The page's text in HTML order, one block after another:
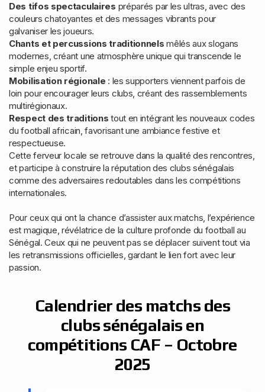
Des tifos spectaculaires préparés par les ultras, avec des
couleurs chatoyantes et des messages vibrants pour
galvaniser les joueurs.
Chants et percussions traditionnels mêlés aux slogans
modernes, créant une atmosphère unique qui transcende le
simple enjeu sportif.
Mobilisation régionale : les supporters viennent parfois de
loin pour encourager leurs clubs, créant des rassemblements
multirégionaux.
Respect des traditions tout en intégrant les nouveaux codes
du football africain, favorisant une ambiance festive et
respectueuse.
Cette ferveur locale se retrouve dans la qualité des rencontres,
et participe à construire la réputation des clubs sénégalais
comme des adversaires redoutables dans les compétitions
internationales.
Pour ceux qui ont la chance d’assister aux matchs, l’expérience
est magique, révélatrice de la culture profonde du football au
Sénégal. Ceux qui ne peuvent pas se déplacer suivent tout via
les retransmissions officielles, gardant le lien fort avec leur
passion.
Calendrier des matchs des
clubs sénégalais en
compétitions CAF – Octobre
2025